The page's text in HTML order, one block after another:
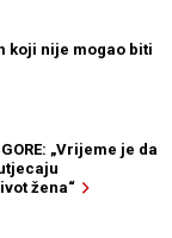
koji nije mogao biti
GORE: „Vrijeme je da
žena“